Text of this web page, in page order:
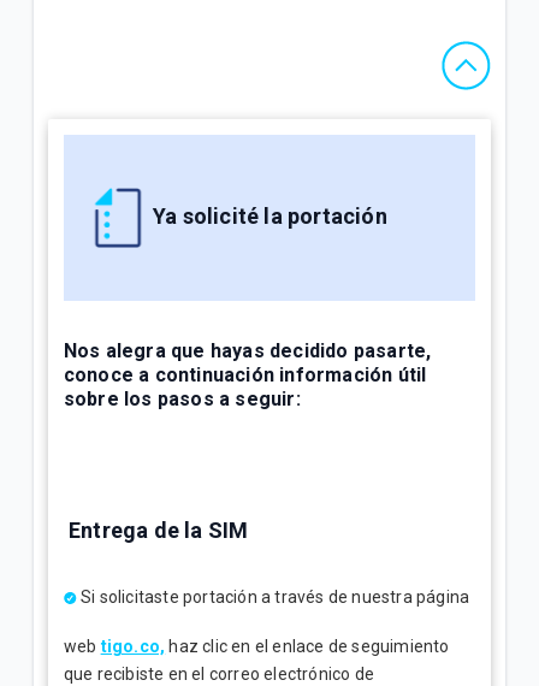
Ya solicité la portación
Nos alegra que hayas decidido pasarte,
conoce a continuación información útil
sobre los pasos a seguir:
Entrega de la SIM
Si solicitaste portación a través de nuestra página
web tigo.co, haz clic en el enlace de seguimiento
que recibiste en el correo electrónico de